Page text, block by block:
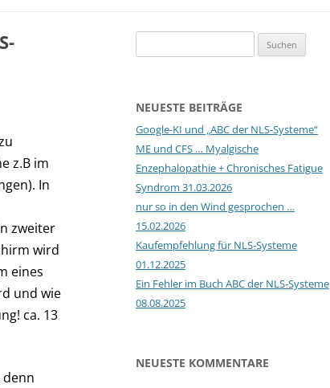
z.B im
In
zweiter
wird
eines
und wie
ca. 13
denn
nach:
NEUESTE BEITRÄGE
Google-KI und „ABC der NLS-Systeme“
ME und CFS … Myalgische
Enzephalopathie + Chronisches Fatigue
Syndrom 31.03.2026
nur so in den Wind gesprochen …
15.02.2026
Kaufempfehlung für NLS-Systeme
01.12.2025
Ein Fehler im Buch ABC der NLS-Systeme
08.08.2025
NEUESTE KOMMENTARE